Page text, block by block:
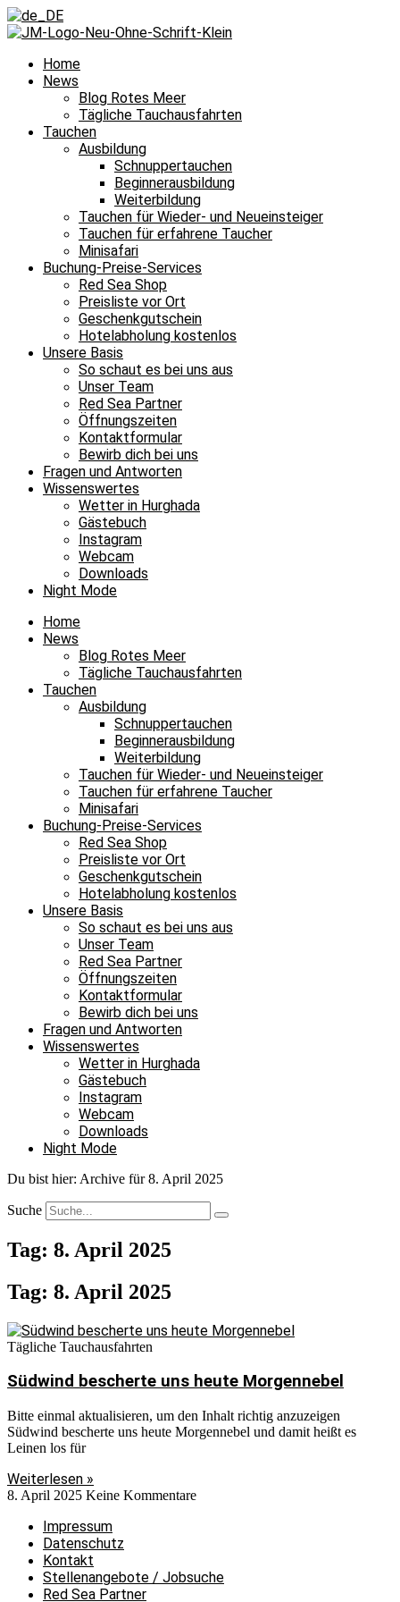
Home
News
Blog Rotes Meer
Tägliche Tauchausfahrten
Tauchen
Ausbildung
Schnuppertauchen
Beginnerausbildung
Weiterbildung
Tauchen für Wieder- und Neueinsteiger
Tauchen für erfahrene Taucher
Minisafari
Buchung-Preise-Services
Red Sea Shop
Preisliste vor Ort
Geschenkgutschein
Hotelabholung kostenlos
Unsere Basis
So schaut es bei uns aus
Unser Team
Red Sea Partner
Öffnungszeiten
Kontaktformular
Bewirb dich bei uns
Fragen und Antworten
Wissenswertes
Wetter in Hurghada
Gästebuch
Instagram
Webcam
Downloads
Night Mode
Home
News
Blog Rotes Meer
Tägliche Tauchausfahrten
Tauchen
Ausbildung
Schnuppertauchen
Beginnerausbildung
Weiterbildung
Tauchen für Wieder- und Neueinsteiger
Tauchen für erfahrene Taucher
Minisafari
Buchung-Preise-Services
Red Sea Shop
Preisliste vor Ort
Geschenkgutschein
Hotelabholung kostenlos
Unsere Basis
So schaut es bei uns aus
Unser Team
Red Sea Partner
Öffnungszeiten
Kontaktformular
Bewirb dich bei uns
Fragen und Antworten
Wissenswertes
Wetter in Hurghada
Gästebuch
Instagram
Webcam
Downloads
Night Mode
Du bist hier: Archive für 8. April 2025
Suche
Tag: 8. April 2025
Tag: 8. April 2025
Tägliche Tauchausfahrten
Südwind bescherte uns heute Morgennebel
Bitte einmal aktualisieren, um den Inhalt richtig anzuzeigen
Südwind bescherte uns heute Morgennebel und damit heißt es
Leinen los für
Weiterlesen »
8. April 2025 Keine Kommentare
Impressum
Datenschutz
Kontakt
Stellenangebote / Jobsuche
Red Sea Partner